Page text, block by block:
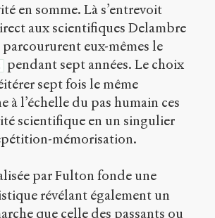
en somme. Là s’entrevoit
aux scientifiques Delambre
eux-mêmes le
pendant sept années. Le choix
sept fois le même
à l’échelle du pas humain ces
scientifique en un singulier
mémorisation.
par Fulton fonde une
révélant également un
que celle des passants ou